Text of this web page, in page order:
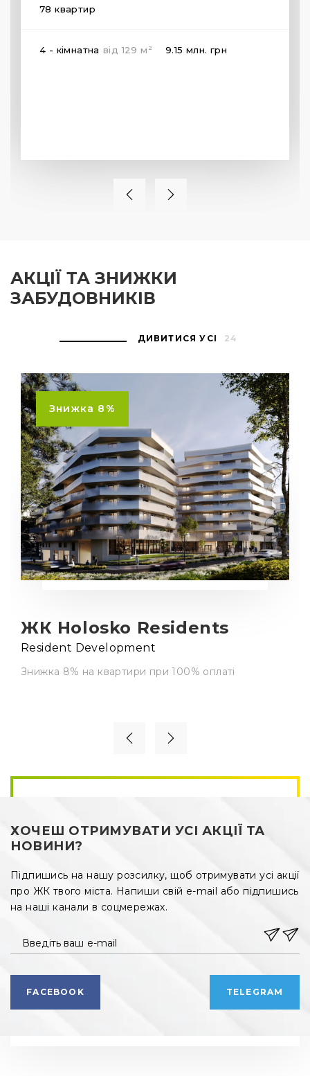
78 квартир
4 - кімнатна від 129 м 2 9.15 млн. грн
АКЦІЇ ТА ЗНИЖКИ
ЗАБУДОВНИКІВ
ДИВИТИСЯ УСІ 24
Знижка 8%
ЖК Holosko Residents
Resident Development
Знижка 8% на квартири при 100% оплаті
ХОЧЕШ ОТРИМУВАТИ УСІ АКЦІЇ ТА
НОВИНИ?
Підпишись на нашу розсилку, щоб отримувати усі акції
про ЖК твого міста. Напиши свій e-mail або підпишись
на наші канали в соцмережах.
Введіть ваш e-mail
FACEBOOK TELEGRAM